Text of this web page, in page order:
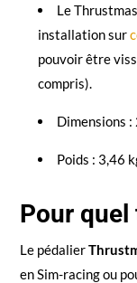
Le
installation sur
pouvoir être
compris).
Dimensions :
Poids : 3,46
Pour quel
Le pédalier
en Sim-racing ou